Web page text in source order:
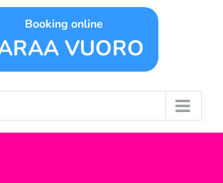
Booking online
VUORO